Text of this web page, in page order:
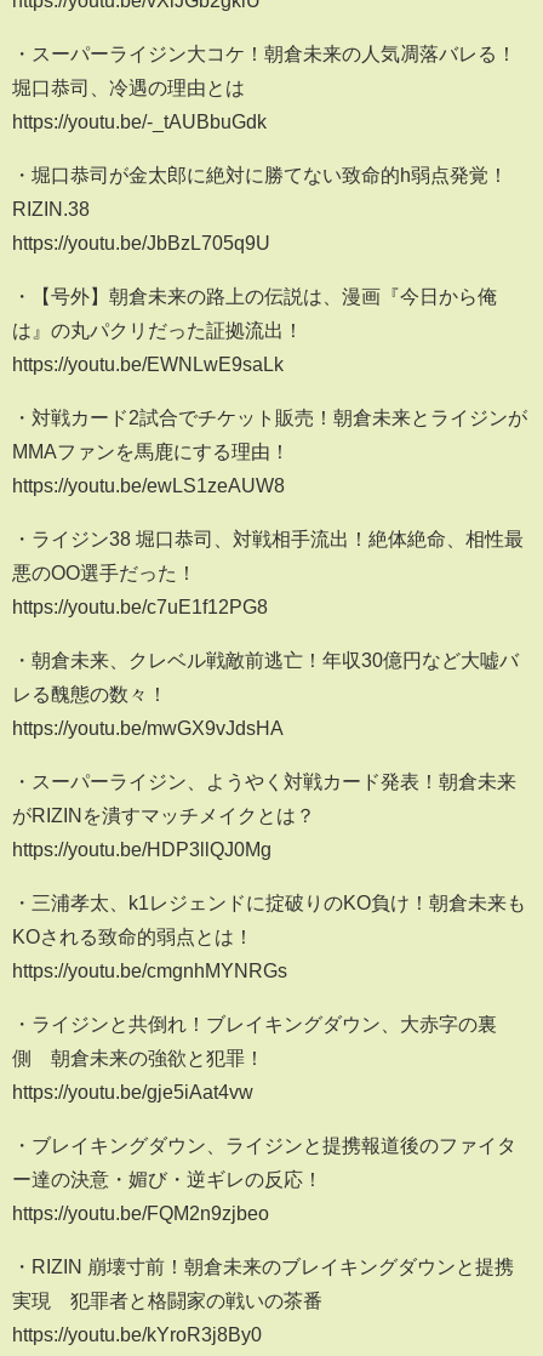
・スーパーライジン大コケ！朝倉未来の人気凋落バレる！
堀口恭司、冷遇の理由とは
https://youtu.be/-_tAUBbuGdk
・堀口恭司が金太郎に絶対に勝てない致命的h弱点発覚！
RIZIN.38
https://youtu.be/JbBzL705q9U
・【号外】朝倉未来の路上の伝説は、漫画『今日から俺
は』の丸パクリだった証拠流出！
https://youtu.be/EWNLwE9saLk
・対戦カード2試合でチケット販売！朝倉未来とライジンが
MMAファンを馬鹿にする理由！
https://youtu.be/ewLS1zeAUW8
・ライジン38 堀口恭司、対戦相手流出！絶体絶命、相性最
悪のOO選手だった！
https://youtu.be/c7uE1f12PG8
・朝倉未来、クレベル戦敵前逃亡！年収30億円など大嘘バ
レる醜態の数々！
https://youtu.be/mwGX9vJdsHA
・スーパーライジン、ようやく対戦カード発表！朝倉未来
がRIZINを潰すマッチメイクとは？
https://youtu.be/HDP3llQJ0Mg
・三浦孝太、k1レジェンドに掟破りのKO負け！朝倉未来も
KOされる致命的弱点とは！
https://youtu.be/cmgnhMYNRGs
・ライジンと共倒れ！ブレイキングダウン、大赤字の裏
側 朝倉未来の強欲と犯罪！
https://youtu.be/gje5iAat4vw
・ブレイキングダウン、ライジンと提携報道後のファイタ
ー達の決意・媚び・逆ギレの反応！
https://youtu.be/FQM2n9zjbeo
・RIZIN 崩壊寸前！朝倉未来のブレイキングダウンと提携
実現 犯罪者と格闘家の戦いの茶番
https://youtu.be/kYroR3j8By0